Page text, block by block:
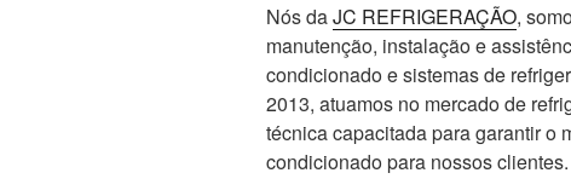
Nós daJC REFRIGERAÇÃO,
manutenção, instalação e
condicionado e sistemas de
2013, atuamos no mercado de
técnica capacitada para garantir o
condicionado para nossos clientes.